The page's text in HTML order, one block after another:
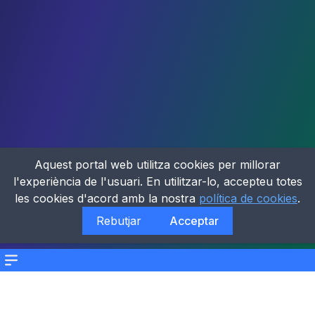
Menu
Aquest portal web utilitza cookies per millorar
l'experiència de l'usuari. En utilitzar-lo, accepteu totes
les cookies d'acord amb la nostra política de cookies.
Rebutjar
Acceptar